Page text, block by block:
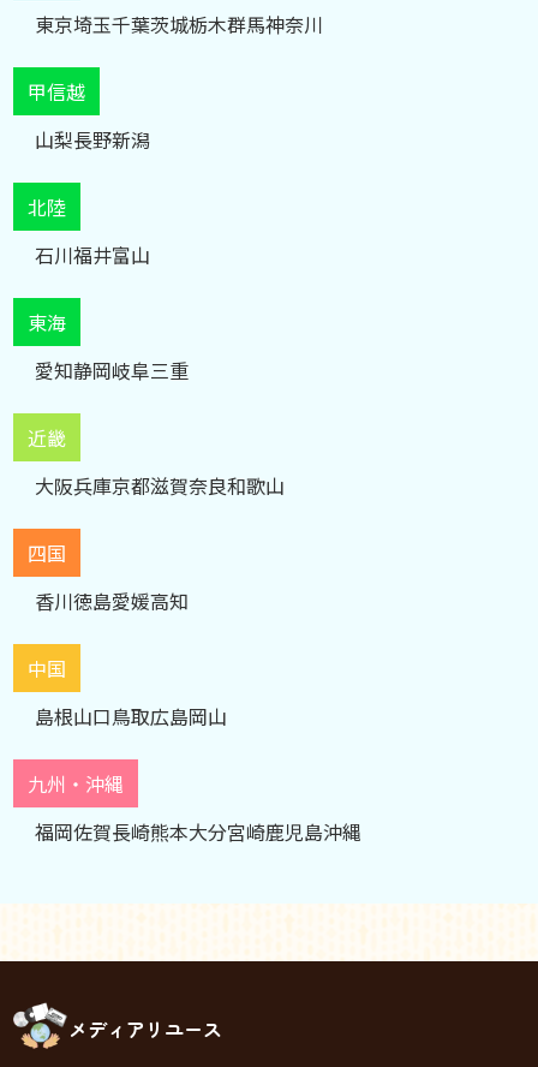
東京埼玉千葉茨城栃木群馬神奈川
甲信越
山梨長野新潟
北陸
石川福井富山
東海
愛知静岡岐阜三重
近畿
大阪兵庫京都滋賀奈良和歌山
四国
香川徳島愛媛高知
中国
島根山口鳥取広島岡山
九州・沖縄
福岡佐賀長崎熊本大分宮崎鹿児島沖縄
メディアリユース